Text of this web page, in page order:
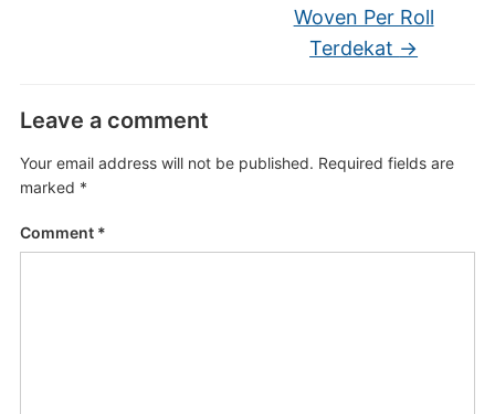
Woven Per Roll
Terdekat →
Leave a comment
Your email address will not be published. Required fields are
marked *
Comment *